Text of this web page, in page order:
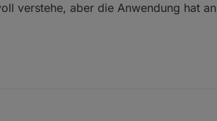
verstehe, aber die Anwendung hat